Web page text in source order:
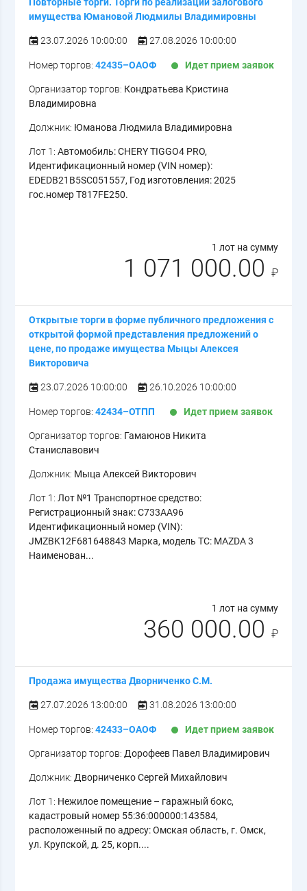
имущества Юмановой Людмилы Владимировны
23.07.2026 10:00:00 27.08.2026 10:00:00
Номер торгов:42435–ОАОФ Идет прием заявок
Организатор торгов: Кондратьева Кристина
Владимировна
Должник: Юманова Людмила Владимировна
Лот 1:Автомобиль: CHERY TIGGO4 PRO,
Идентификационный номер (VIN номер):
EDEDB21B5SC051557, Год изготовления: 2025
гос.номер T817FE250.
1 лот на сумму
1 071 000.00 ₽
Открытые торги в форме публичного предложения с
открытой формой представления предложений о
цене, по продаже имущества Мыцы Алексея
Викторовича
23.07.2026 10:00:00 26.10.2026 10:00:00
Номер торгов:42434–ОТПП Идет прием заявок
Организатор торгов: Гамаюнов Никита
Станиславович
Должник: Мыца Алексей Викторович
Лот 1:Лот №1 Транспортное средство:
Регистрационный знак: С733АА96
Идентификационный номер (VIN):
JMZBK12F681648843 Марка, модель ТС: MAZDA 3
Наименован...
1 лот на сумму
360 000.00 ₽
Продажа имущества Дворниченко С.М.
27.07.2026 13:00:00 31.08.2026 13:00:00
Номер торгов:42433–ОАОФ Идет прием заявок
Организатор торгов:Дорофеев Павел Владимирович
Должник:Дворниченко Сергей Михайлович
Лот 1: Нежилое помещение – гаражный бокс,
кадастровый номер 55:36:000000:143584,
расположенный по адресу: Омская область, г. Омск,
ул. Крупской, д. 25, корп....